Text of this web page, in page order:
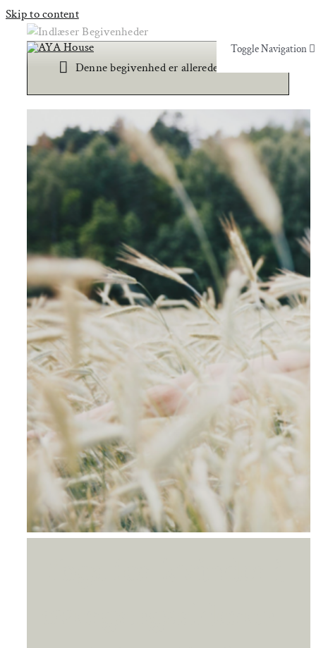
Skip to content
Toggle Navigation
Behandling
Events
Uddannelser & kurser
Lokaler
Om AYA House
Toggle Navigation
Behandling
Events
Uddannelser & kurser
Lokaler
Om AYA House
Denne begivenhed er allerede afholdt.
×